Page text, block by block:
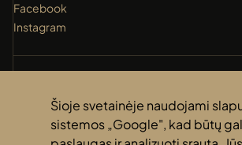
Šioje svetainėje naudojami
sistemos „Google", kad būtų
Facebook
Instagram
+370 (631) 14 118
info@amberti.lt